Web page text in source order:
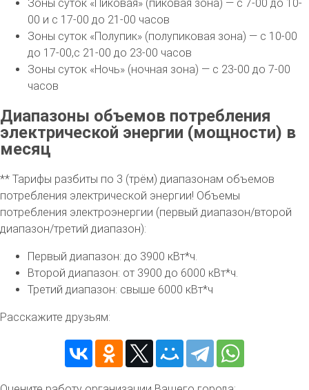
Зоны суток «Пиковая» (пиковая зона) — с 7-00 до 10-
00 и с 17-00 до 21-00 часов
Зоны суток «Полупик» (полупиковая зона) — с 10-00
до 17-00,с 21-00 до 23-00 часов
Зоны суток «Ночь» (ночная зона) — с 23-00 до 7-00
часов
Диапазоны объемов потребления
электрической энергии (мощности) в
месяц
** Тарифы разбиты по 3 (трём) диапазонам объемов
потребления электрической энергии! Объемы
потребления электроэнергии (первый диапазон/второй
диапазон/третий диапазон):
Первый диапазон: до 3900 кВт*ч.
Второй диапазон: от 3900 до 6000 кВт*ч.
Третий диапазон: свыше 6000 кВт*ч
Расскажите друзьям: